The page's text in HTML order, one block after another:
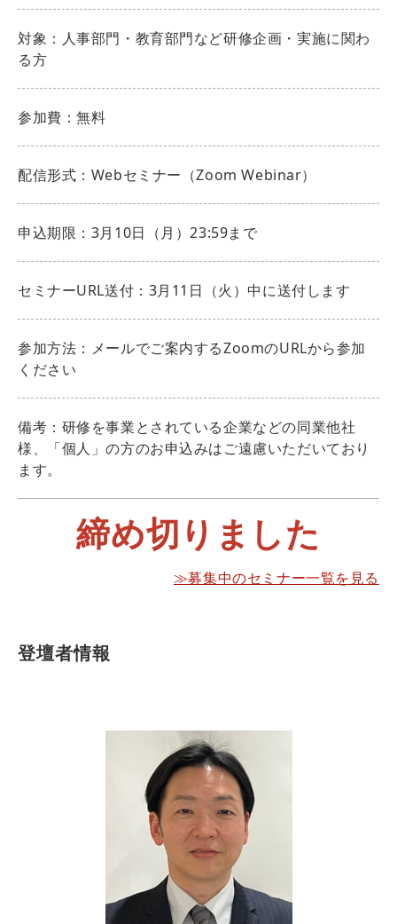
対象：人事部門・教育部門など研修企画・実施に関わ
る方
参加費：無料
配信形式：Webセミナー（Zoom Webinar）
申込期限：3月10日（月）23:59まで
セミナーURL送付：3月11日（火）中に送付します
参加方法：メールでご案内するZoomのURLから参加
ください
備考：研修を事業とされている企業などの同業他社
様、「個人」の方のお申込みはご遠慮いただいており
ます。
締め切りました
≫募集中のセミナー一覧を見る
登壇者情報